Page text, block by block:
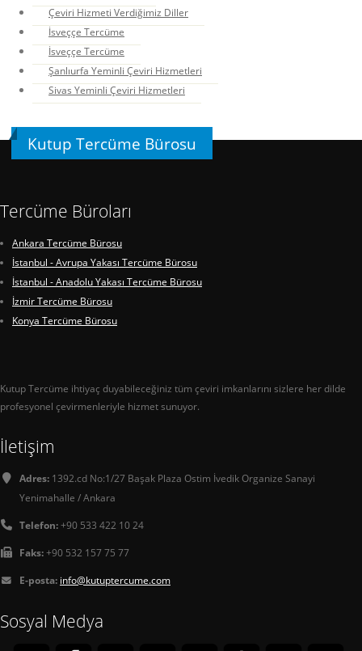
Çeviri Hizmeti Verdiğimiz Diller
İsveççe Tercüme
İsveççe Tercüme
Şanlıurfa Yeminli Çeviri Hizmetleri
Sivas Yeminli Çeviri Hizmetleri
Kutup Tercüme Bürosu
Tercüme Büroları
Ankara Tercüme Bürosu
İstanbul - Avrupa Yakası Tercüme Bürosu
İstanbul - Anadolu Yakası Tercüme Bürosu
İzmir Tercüme Bürosu
Konya Tercüme Bürosu
Kutup Tercüme ihtiyaç duyabileceğiniz tüm çeviri imkanlarını sizlere her dilde
profesyonel çevirmenleriyle hizmet sunuyor.
İletişim
Adres: 1392.cd No:1/27 Başak Plaza Ostim İvedik Organize Sanayi
Yenimahalle / Ankara
Telefon:+90 533 422 10 24
Faks:+90 532 157 75 77
E-posta: info@kutuptercume.com
Sosyal Medya